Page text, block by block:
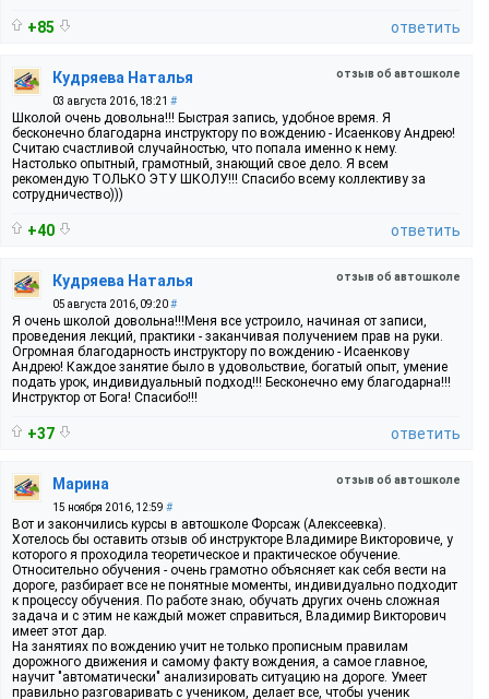
+85 ответить
отзыв об автошколе
Кудряева Наталья
03 августа 2016, 18:21 #
Школой очень довольна!!! Быстрая запись, удобное время. Я
бесконечно благодарна инструктору по вождению - Исаенкову Андрею!
Считаю счастливой случайностью, что попала именно к нему.
Настолько опытный, грамотный, знающий свое дело. Я всем
рекомендую ТОЛЬКО ЭТУ ШКОЛУ!!! Спасибо всему коллективу за
сотрудничество)))
+40 ответить
отзыв об автошколе
Кудряева Наталья
05 августа 2016, 09:20#
Я очень школой довольна!!!Меня все устроило, начиная от записи,
проведения лекций, практики - заканчивая получением прав на руки.
Огромная благодарность инструктору по вождению - Исаенкову
Андрею! Каждое занятие было в удовольствие, богатый опыт, умение
подать урок, индивидуальный подход!!! Бесконечно ему благодарна!!!
Инструктор от Бога! Спасибо!!!
+37 ответить
отзыв об автошколе
Марина
15 ноября 2016, 12:59 #
Вот и закончились курсы в автошколе Форсаж (Алексеевка).
Хотелось бы оставить отзыв об инструкторе Владимире Викторовиче, у
которого я проходила теоретическое и практическое обучение.
Относительно обучения - очень грамотно объясняет как себя вести на
дороге, разбирает все не понятные моменты, индивидуально подходит
к процессу обучения. По работе знаю, обучать других очень сложная
задача и с этим не каждый может справиться, Владимир Викторович
имеет этот дар.
На занятиях по вождению учит не только прописным правилам
дорожного движения и самому факту вождения, а самое главное,
научит "автоматически" анализировать ситуацию на дороге. Умеет
правильно разговаривать с учеником, делает все, чтобы ученик